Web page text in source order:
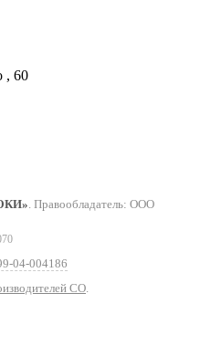
, 60
. Правообладатель: ООО
04-004186
СО